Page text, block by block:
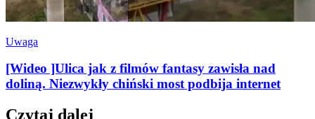
Uwaga
[Wideo ]Ulica jak z filmów fantasy zawisła nad
doliną. Niezwykły chiński most podbija internet
Czytaj dalej